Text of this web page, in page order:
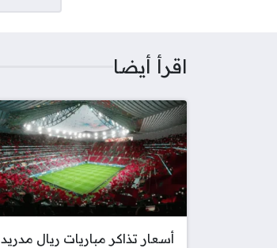
اقرأ أيضا
أسعار تذاكر مباريات ريال مدريد